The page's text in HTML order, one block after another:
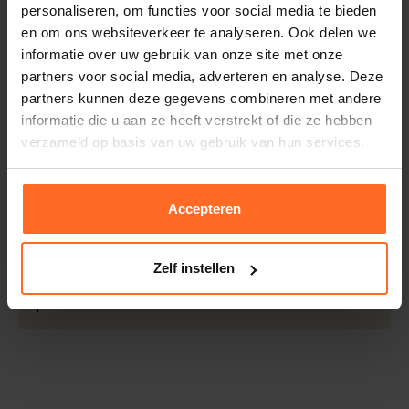
personaliseren, om functies voor social media te bieden
en om ons websiteverkeer te analyseren. Ook delen we
informatie over uw gebruik van onze site met onze
partners voor social media, adverteren en analyse. Deze
partners kunnen deze gegevens combineren met andere
informatie die u aan ze heeft verstrekt of die ze hebben
verzameld op basis van uw gebruik van hun services.
Accepteren
Zelf instellen
Kleur
Paars
Kwaliteit
100% Katoen.
en draagt maat XS/S
Retourneren
Binnen 30 dagen eenvoudig retourneren via DHL voor
slechts € 4,95 of op eigen kosten via PostNL. In de
Bomont winkels kunt u ook gratis retourneren.
Betalen
iDeal, Riverty (Afterpay), creditcard of Paypal, kies zelf
Besteed € 100,- binnen een half jaar en krijg € 5,- retour
in de vorm van een waardecheque. Log in je account en